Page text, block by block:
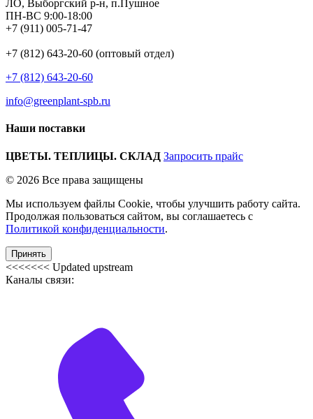
ЛО, Выборгский р-н, п.Пушное
ПН-ВС 9:00-18:00
+7 (911) 005-71-47
+7 (812) 643-20-60 (оптовый отдел)
+7 (812) 643-20-60
info@greenplant-spb.ru
Наши поставки
ЦВЕТЫ. ТЕПЛИЦЫ. СКЛАД Запросить прайс
© 2026 Все права защищены
Мы используем файлы Cookie, чтобы улучшить работу сайта.
Продолжая пользоваться сайтом, вы соглашаетесь с
Политикой конфиденциальности.
Принять
<<<<<<< Updated upstream
Каналы связи: